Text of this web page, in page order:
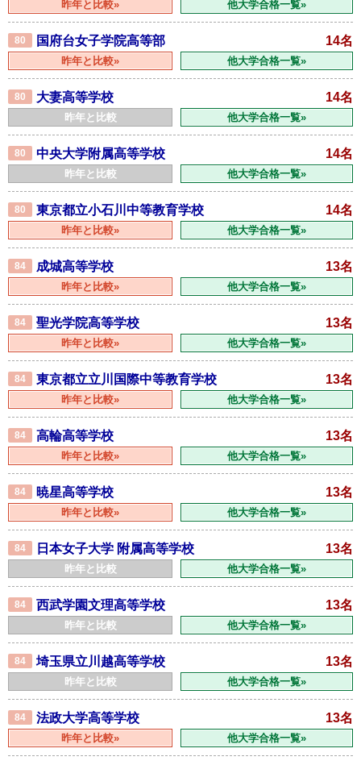
昨年と比較» 他大学合格一覧»
80 国府台女子学院高等部 14名
昨年と比較» 他大学合格一覧»
80 大妻高等学校 14名
昨年と比較 他大学合格一覧»
80 中央大学附属高等学校 14名
昨年と比較 他大学合格一覧»
80 東京都立小石川中等教育学校 14名
昨年と比較» 他大学合格一覧»
84 成城高等学校 13名
昨年と比較» 他大学合格一覧»
84 聖光学院高等学校 13名
昨年と比較» 他大学合格一覧»
84 東京都立立川国際中等教育学校 13名
昨年と比較» 他大学合格一覧»
84 高輪高等学校 13名
昨年と比較» 他大学合格一覧»
84 暁星高等学校 13名
昨年と比較» 他大学合格一覧»
84 日本女子大学 附属高等学校 13名
昨年と比較 他大学合格一覧»
84 西武学園文理高等学校 13名
昨年と比較 他大学合格一覧»
84 埼玉県立川越高等学校 13名
昨年と比較 他大学合格一覧»
84 法政大学高等学校 13名
昨年と比較» 他大学合格一覧»